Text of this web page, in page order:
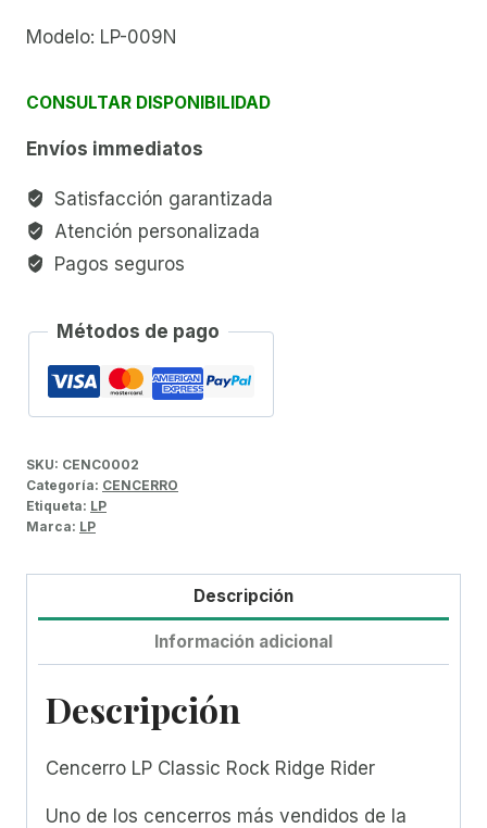
Modelo: LP-009N
CONSULTAR DISPONIBILIDAD
Envíos immediatos
Satisfacción garantizada
Atención personalizada
Pagos seguros
Métodos de pago
SKU: CENC0002
Categoría: CENCERRO
Etiqueta: LP
Marca: LP
Descripción
Información adicional
Descripción
Cencerro LP Classic Rock Ridge Rider
Uno de los cencerros más vendidos de la